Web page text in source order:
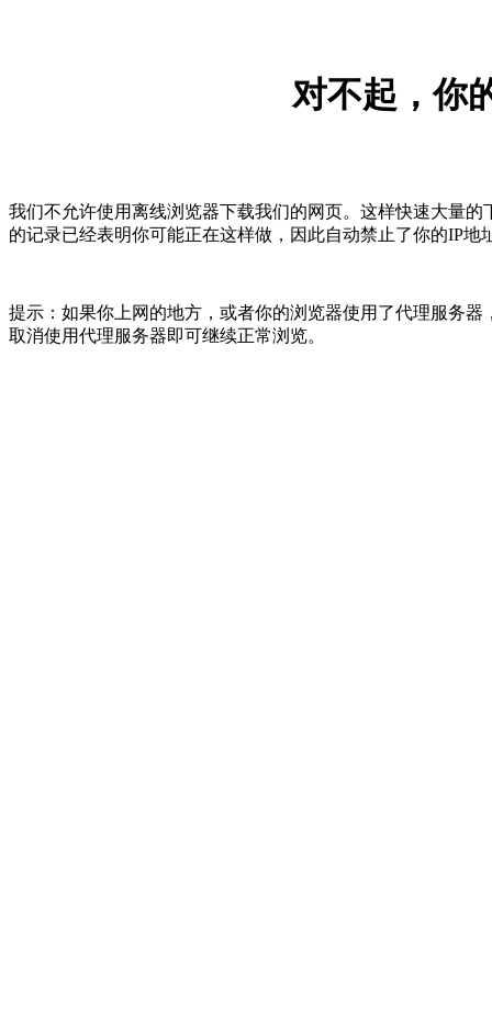
对不起，你
我们不允许使用离线浏览器下载我们的网页。这样快速大量
的记录已经表明你可能正在这样做，因此自动禁止了你的IP
提示：如果你上网的地方，或者你的浏览器使用了代理服务
取消使用代理服务器即可继续正常浏览。